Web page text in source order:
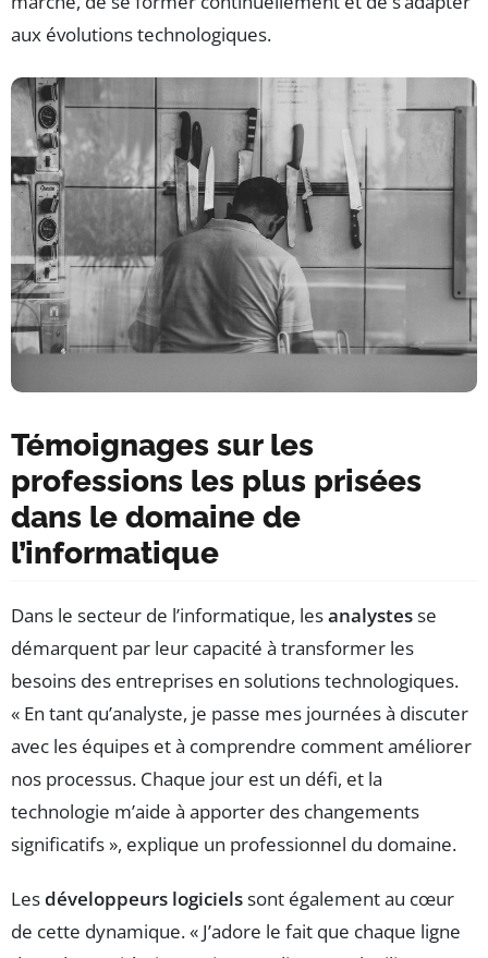
aux évolutions technologiques.
Témoignages sur les
professions les plus prisées
dans le domaine de
l’informatique
Dans le secteur de l’informatique, lesanalystesse
démarquent par leur capacité à transformer les
besoins des entreprises en solutions technologiques.
« En tant qu’analyste, je passe mes journées à discuter
avec les équipes et à comprendre comment améliorer
nos processus. Chaque jour est un défi, et la
technologie m’aide à apporter des changements
significatifs », explique un professionnel du domaine.
Lesdéveloppeurs logicielssont également au cœur
de cette dynamique. « J’adore le fait que chaque ligne